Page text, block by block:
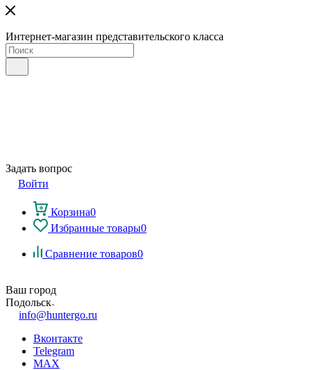
Интернет-магазин представительского класса
Задать вопрос
Войти
Корзина0
Избранные товары0
Сравнение товаров0
Ваш город
Подольск
info@huntergo.ru
Вконтакте
Telegram
MAX